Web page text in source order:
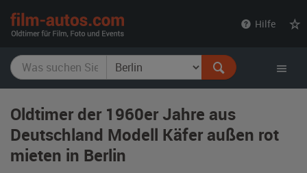
Hilfe
Oldtimer der 1960er Jahre aus
Deutschland Modell Käfer außen rot
mieten in Berlin